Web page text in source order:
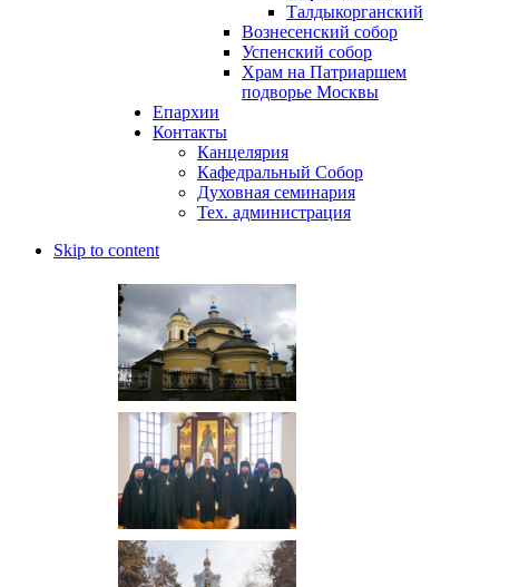
Талдыкорганский
Вознесенский собор
Успенский собор
Храм на Патриаршем
подворье Москвы
Епархии
Контакты
Канцелярия
Кафедральный Собор
Духовная семинария
Тех. администрация
Skip to content